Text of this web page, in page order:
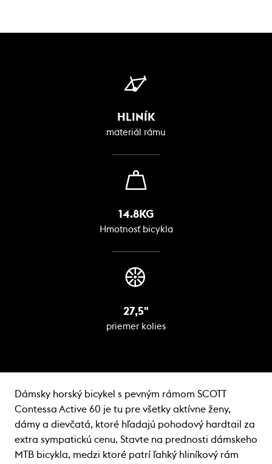
HLINÍK
materiál rámu
14.8KG
Hmotnosť bicykla
27,5"
priemer kolies
Dámsky horský bicykel s pevným rámom SCOTT
Contessa Active 60 je tu pre všetky aktívne ženy,
dámy a dievčatá, ktoré hľadajú pohodový hardtail za
extra sympatickú cenu. Stavte na prednosti dámskeho
MTB bicykla, medzi ktoré patrí ľahký hliníkový rám